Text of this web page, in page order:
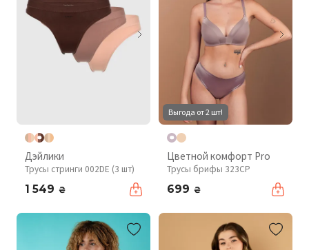
Дэйлики
Трусы стринги 002DE (3 шт)
1 549 ₴
Выгода от 2 шт!
Цветной комфорт Pro
Трусы брифы 323CP
699 ₴